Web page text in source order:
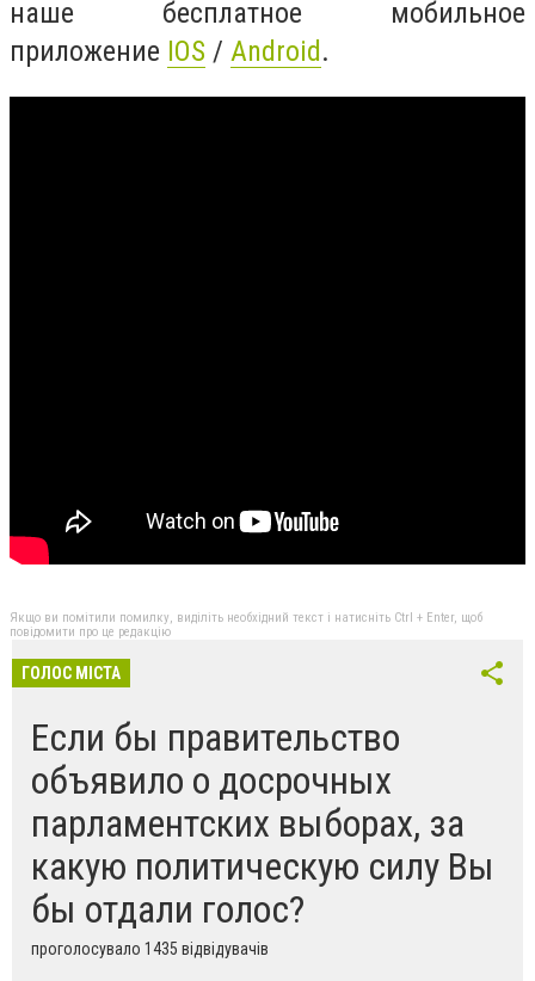
наше бесплатное мобильное
приложение IOS / Android.
Якщо ви помітили помилку, виділіть необхідний текст і натисніть Ctrl + Enter, щоб
повідомити про це редакцію
ГОЛОС МІСТА
Если бы правительство
объявило о досрочных
парламентских выборах, за
какую политическую силу Вы
бы отдали голос?
проголосувало 1435 відвідувачів